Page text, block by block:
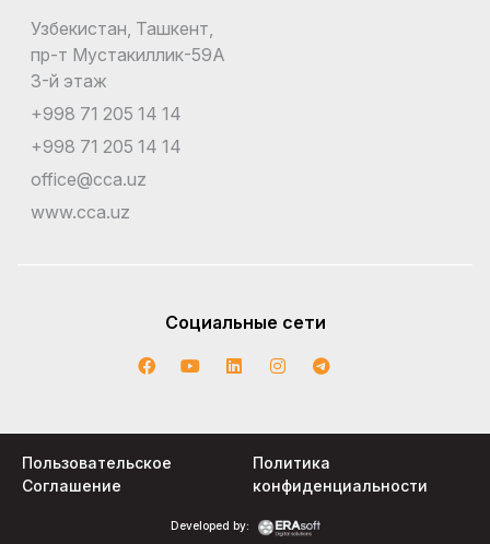
Узбекистан, Ташкент,
пр-т Мустакиллик-59A
3-й этаж
+998 71 205 14 14
+998 71 205 14 14
office@cca.uz
www.cca.uz
Социальные сети
Developed by:
Пользовательское
Соглашение
Политика
конфиденциальности